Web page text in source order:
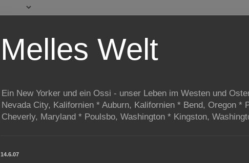
Melles Welt
Ein New Yorker und ein Ossi - unser Leben im Westen und
Nevada City, Kalifornien * Auburn, Kalifornien * Bend, Oregon *
Cheverly, Maryland * Poulsbo, Washington * Kingston,
14.6.07